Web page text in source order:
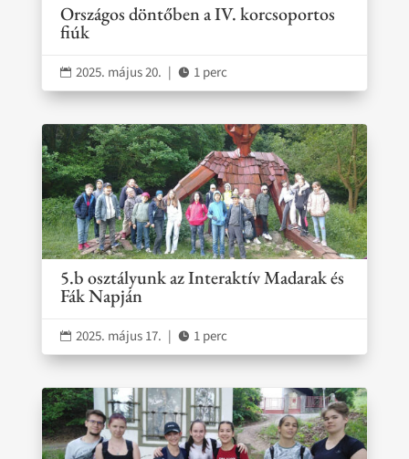
Országos döntőben a IV. korcsoportos
fiúk
 2025. május 20. |  1 perc
5.b osztályunk az Interaktív Madarak és
Fák Napján
 2025. május 17. |  1 perc